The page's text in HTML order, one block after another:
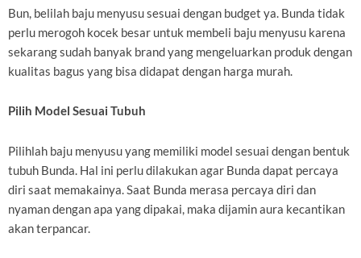
Bun, belilah baju menyusu sesuai dengan budget ya. Bunda tidak
perlu merogoh kocek besar untuk membeli baju menyusu karena
sekarang sudah banyak brand yang mengeluarkan produk dengan
kualitas bagus yang bisa didapat dengan harga murah.
Pilih Model Sesuai Tubuh
Pilihlah baju menyusu yang memiliki model sesuai dengan bentuk
tubuh Bunda. Hal ini perlu dilakukan agar Bunda dapat percaya
diri saat memakainya. Saat Bunda merasa percaya diri dan
nyaman dengan apa yang dipakai, maka dijamin aura kecantikan
akan terpancar.